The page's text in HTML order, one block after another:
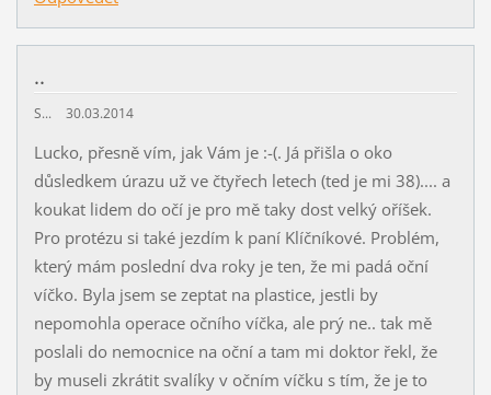
..
S... 30.03.2014
Lucko, přesně vím, jak Vám je :-(. Já přišla o oko
důsledkem úrazu už ve čtyřech letech (ted je mi 38).... a
koukat lidem do očí je pro mě taky dost velký oříšek.
Pro protézu si také jezdím k paní Klíčníkové. Problém,
který mám poslední dva roky je ten, že mi padá oční
víčko. Byla jsem se zeptat na plastice, jestli by
nepomohla operace očního víčka, ale prý ne.. tak mě
poslali do nemocnice na oční a tam mi doktor řekl, že
by museli zkrátit svalíky v očním víčku s tím, že je to